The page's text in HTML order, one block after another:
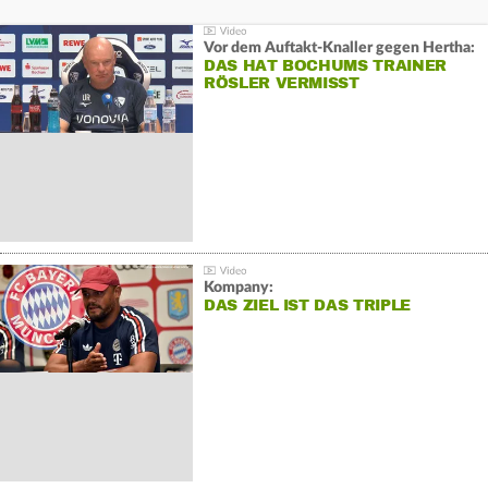
Vor dem Auftakt-Knaller gegen Hertha:
DAS HAT BOCHUMS TRAINER
RÖSLER VERMISST
Kompany:
DAS ZIEL IST DAS TRIPLE